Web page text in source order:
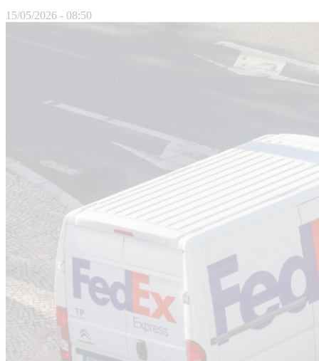
15/05/2026 - 08:50